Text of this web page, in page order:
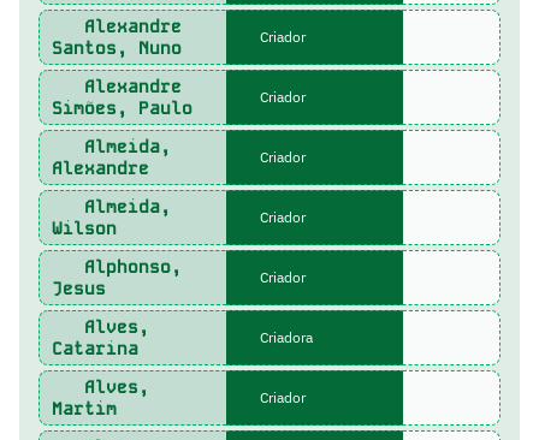
Alexandre
Santos, Nuno
Criador
Alexandre
Simões, Paulo
Criador
Almeida,
Alexandre
Criador
Almeida,
Wilson
Criador
Alphonso,
Jesus
Criador
Alves,
Catarina
Criadora
Alves,
Martim
Criador